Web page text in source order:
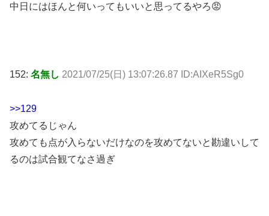
中日にはほんと何いってもいいと思ってるやろ😡
152: 名無し 2021/07/25(日) 13:07:26.87 ID:AIXeR5Sg0
>>129
攻めてるじゃん
攻めても点が入らないだけなのを攻めてないと勘違いして
るのは試合観てなさ過ぎ